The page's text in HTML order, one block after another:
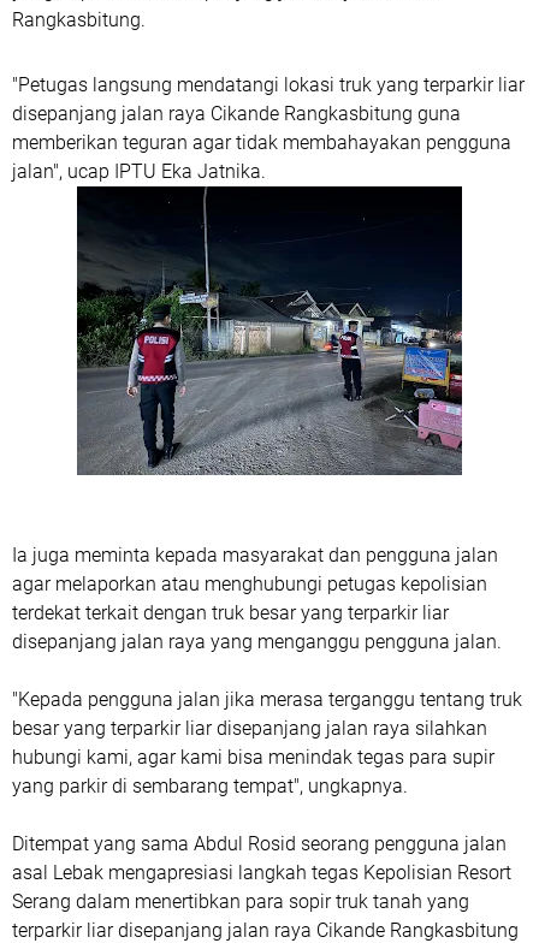
Rangkasbitung.
"Petugas langsung mendatangi lokasi truk yang terparkir liar
disepanjang jalan raya Cikande Rangkasbitung guna
memberikan teguran agar tidak membahayakan pengguna
jalan", ucap IPTU Eka Jatnika.
Ia juga meminta kepada masyarakat dan pengguna jalan
agar melaporkan atau menghubungi petugas kepolisian
terdekat terkait dengan truk besar yang terparkir liar
disepanjang jalan raya yang menganggu pengguna jalan.
"Kepada pengguna jalan jika merasa terganggu tentang truk
besar yang terparkir liar disepanjang jalan raya silahkan
hubungi kami, agar kami bisa menindak tegas para supir
yang parkir di sembarang tempat", ungkapnya.
Ditempat yang sama Abdul Rosid seorang pengguna jalan
asal Lebak mengapresiasi langkah tegas Kepolisian Resort
Serang dalam menertibkan para sopir truk tanah yang
terparkir liar disepanjang jalan raya Cikande Rangkasbitung